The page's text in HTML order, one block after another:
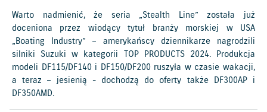
Warto nadmienić, że seria „Stealth Line” została już
doceniona przez wiodący tytuł branży morskiej w USA
„Boating Industry” – amerykańscy dziennikarze nagrodzili
silniki Suzuki w kategorii TOP PRODUCTS 2024. Produkcja
modeli DF115/DF140 i DF150/DF200 ruszyła w czasie wakacji,
a teraz – jesienią - dochodzą do oferty także DF300AP i
DF350AMD.